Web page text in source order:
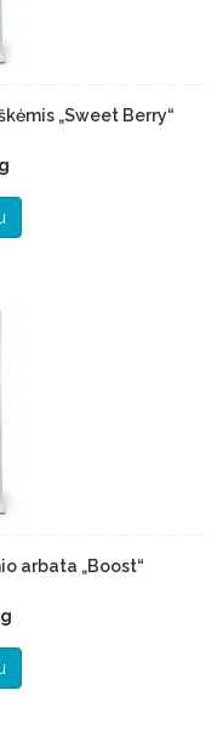
„Sweet Berry“
arbata „Boost“